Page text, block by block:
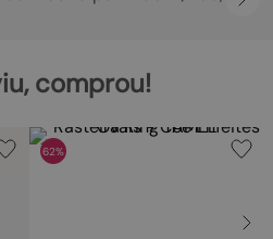
comprou!
62%